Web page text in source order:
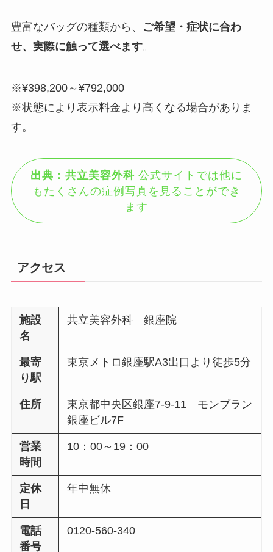
豊富なバッグの種類から、
ご希望・症状に合わ
せ、実際に触って選べます。
※¥398,200～¥792,000
※状態により表示料金より高くなる場合がありま
す。
出典：共立美容外科 公式サイトでは他に
もたくさんの症例写真を見ることができ
ます
アクセス
施設
名
共立美容外科 銀座院
最寄
り駅
東京メトロ銀座駅A3出口より徒歩5分
住所
東京都中央区銀座7-9-11 モンブラン
銀座ビル7F
営業
時間
10：00～19：00
定休
日
年中無休
電話
番号
0120-560-340